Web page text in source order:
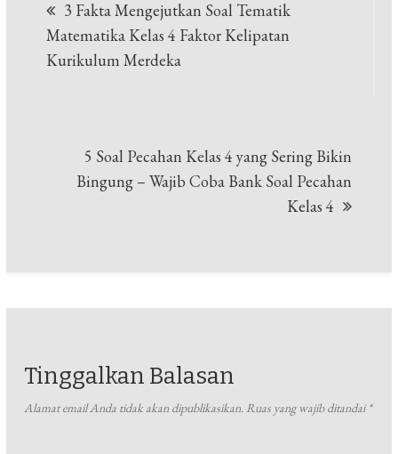
pos
3 Fakta Mengejutkan Soal Tematik
Matematika Kelas 4 Faktor Kelipatan
Kurikulum Merdeka
5 Soal Pecahan Kelas 4 yang Sering Bikin
Bingung – Wajib Coba Bank Soal Pecahan
Kelas 4
Tinggalkan Balasan
Alamat email Anda tidak akan dipublikasikan. Ruas yang wajib ditandai *